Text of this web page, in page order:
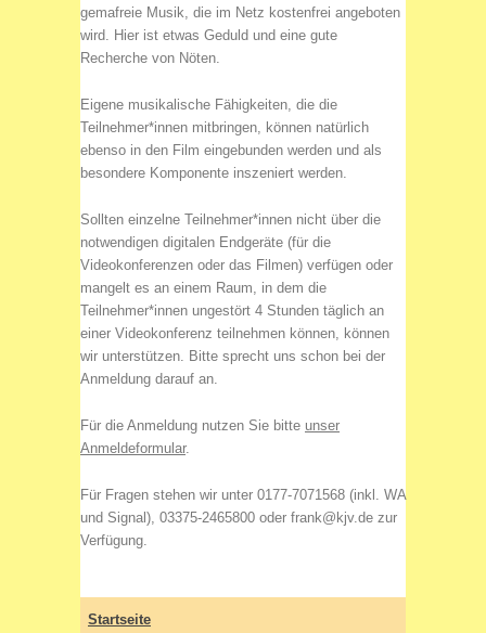
gemafreie Musik, die im Netz kostenfrei angeboten
wird. Hier ist etwas Geduld und eine gute
Recherche von Nöten.
Eigene musikalische Fähigkeiten, die die
Teilnehmer*innen mitbringen, können natürlich
ebenso in den Film eingebunden werden und als
besondere Komponente inszeniert werden.
Sollten einzelne Teilnehmer*innen nicht über die
notwendigen digitalen Endgeräte (für die
Videokonferenzen oder das Filmen) verfügen oder
mangelt es an einem Raum, in dem die
Teilnehmer*innen ungestört 4 Stunden täglich an
einer Videokonferenz teilnehmen können, können
wir unterstützen. Bitte sprecht uns schon bei der
Anmeldung darauf an.
Für die Anmeldung nutzen Sie bitte unser
Anmeldeformular.
Für Fragen stehen wir unter 0177-7071568 (inkl. WA
und Signal), 03375-2465800 oder frank@kjv.de zur
Verfügung.
Startseite